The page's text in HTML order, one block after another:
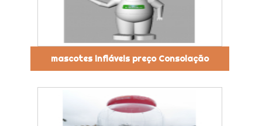
mascotes infláveis preço Consolação